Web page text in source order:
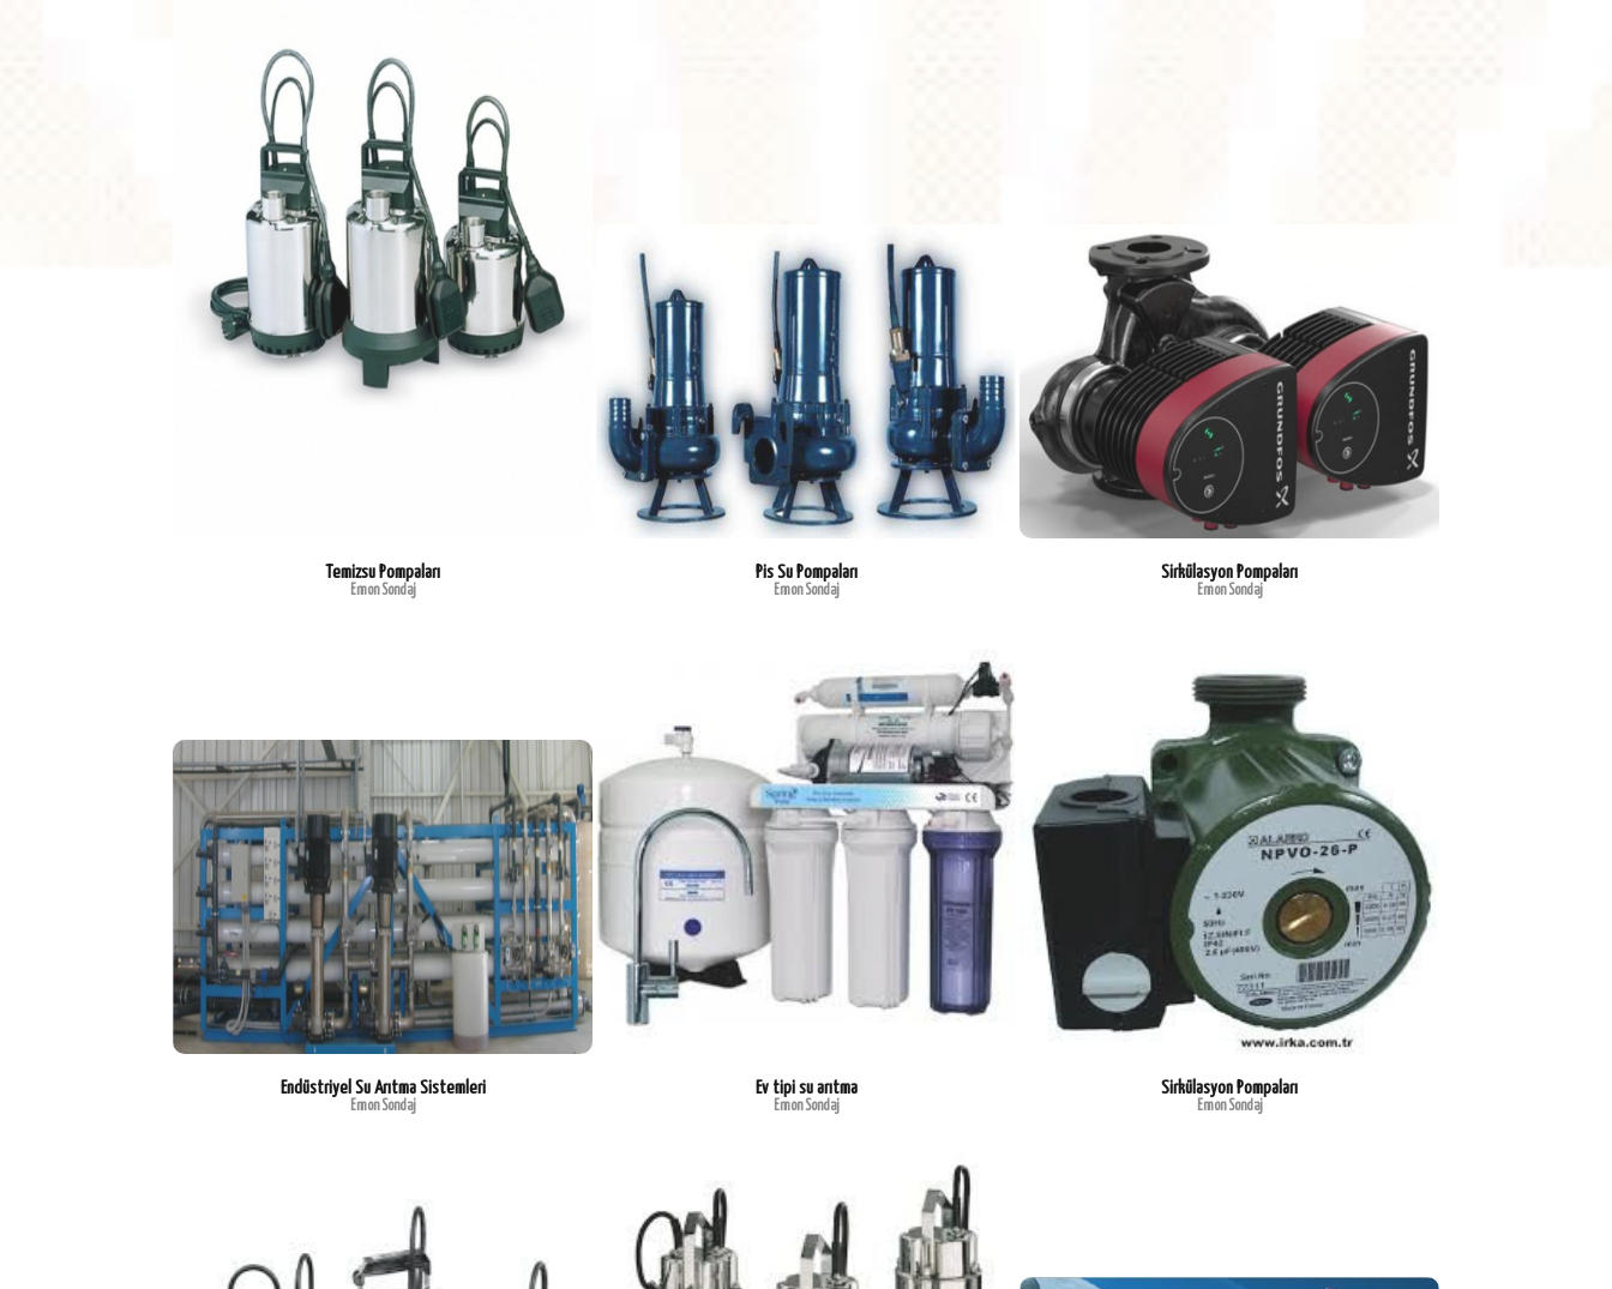
Temizsu Pompaları
Emon Sondaj
Pis Su Pompaları
Emon Sondaj
Sirkülasyon Pompaları
Emon Sondaj
Endüstriyel Su Arıtma Sistemleri
Emon Sondaj
Ev tipi su arıtma
Emon Sondaj
Sirkülasyon Pompaları
Emon Sondaj